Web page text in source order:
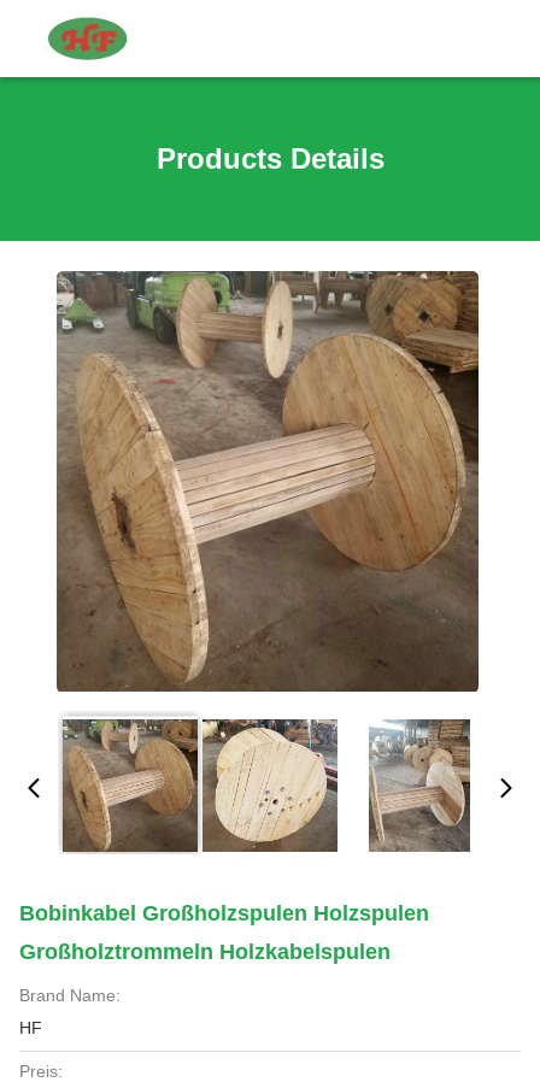
Products Details
Bobinkabel Großholzspulen Holzspulen
Großholztrommeln Holzkabelspulen
Brand Name:
HF
Preis: